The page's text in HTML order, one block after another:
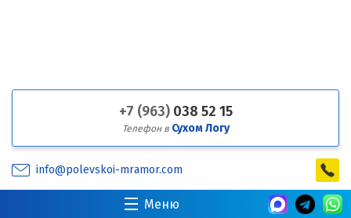
+7 (963) 038 52 15
Телефон в Сухом Логу
info@polevskoi-mramor.com
Меню